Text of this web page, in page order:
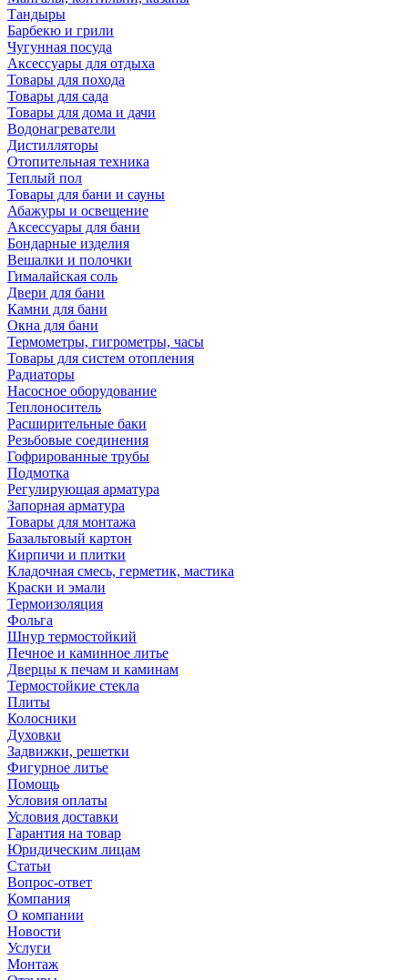
Тандыры
Барбекю и грили
Чугунная посуда
Аксессуары для отдыха
Товары для похода
Товары для сада
Товары для дома и дачи
Водонагреватели
Дистилляторы
Отопительная техника
Теплый пол
Товары для бани и сауны
Абажуры и освещение
Аксессуары для бани
Бондарные изделия
Вешалки и полочки
Гималайская соль
Двери для бани
Камни для бани
Окна для бани
Термометры, гигрометры, часы
Товары для систем отопления
Радиаторы
Насосное оборудование
Теплоноситель
Расширительные баки
Резьбовые соединения
Гофрированные трубы
Подмотка
Регулирующая арматура
Запорная арматура
Товары для монтажа
Базальтовый картон
Кирпичи и плитки
Кладочная смесь, герметик, мастика
Краски и эмали
Термоизоляция
Фольга
Шнур термостойкий
Печное и каминное литье
Дверцы к печам и каминам
Термостойкие стекла
Плиты
Колосники
Духовки
Задвижки, решетки
Фигурное литье
Помощь
Условия оплаты
Условия доставки
Гарантия на товар
Юридическим лицам
Статьи
Вопрос-ответ
Компания
О компании
Новости
Услуги
Монтаж